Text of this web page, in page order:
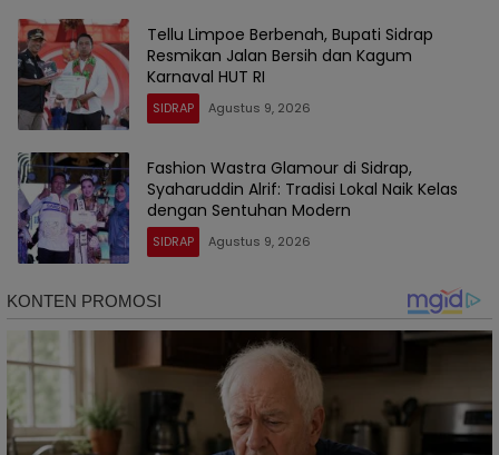
Tellu Limpoe Berbenah, Bupati Sidrap
Resmikan Jalan Bersih dan Kagum
Karnaval HUT RI
SIDRAP Agustus 9, 2026
Fashion Wastra Glamour di Sidrap,
Syaharuddin Alrif: Tradisi Lokal Naik Kelas
dengan Sentuhan Modern
SIDRAP Agustus 9, 2026